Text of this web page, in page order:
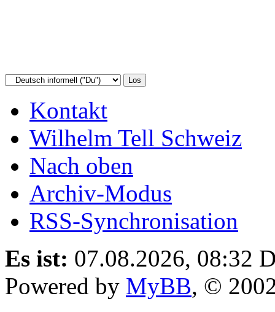
Kontakt
Wilhelm Tell Schweiz
Nach oben
Archiv-Modus
RSS-Synchronisation
Es ist: 07.08.2026, 08:32
Powered by MyBB, ©